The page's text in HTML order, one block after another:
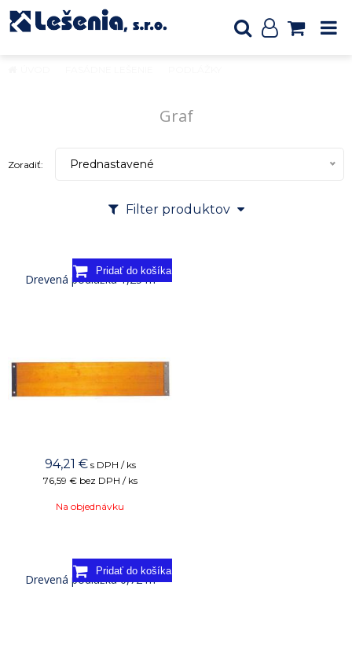
Graf
Filter produktov
Zoradiť: Prednastavené
Drevená podlážka 1,25 m
94,21 € s DPH / ks
76,59 € bez DPH / ks
Na objednávku
Drevená podlážka 0,72 m